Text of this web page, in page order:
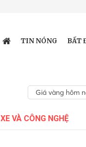
TIN NÓNG BẤT
Giá vàng hôm
XE VÀ CÔNG NGHỆ